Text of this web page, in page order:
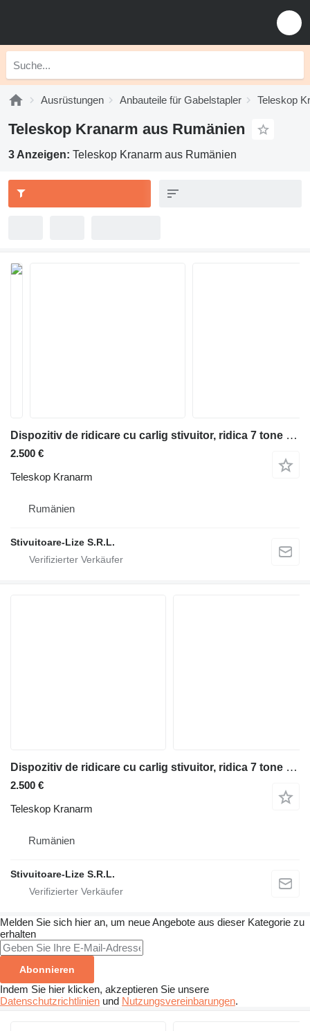
Ausrüstungen Anbauteile für Gabelstapler Teleskop
Teleskop Kranarm aus Rumänien
3 Anzeigen: Teleskop Kranarm aus Rumänien
Dispozitiv de ridicare cu carlig stivuitor, ridica 7 tone (1542)
2.500 €
Teleskop Kranarm
Rumänien
Stivuitoare-Lize S.R.L.
Dispozitiv de ridicare cu carlig stivuitor, ridica 7 tone (1542)
2.500 €
Teleskop Kranarm
Rumänien
Stivuitoare-Lize S.R.L.
Melden Sie sich hier an, um neue Angebote aus dieser Kategorie zu
erhalten
Abonnieren
Indem Sie hier klicken, akzeptieren Sie unsere
Datenschutzrichtlinien und Nutzungsvereinbarungen.